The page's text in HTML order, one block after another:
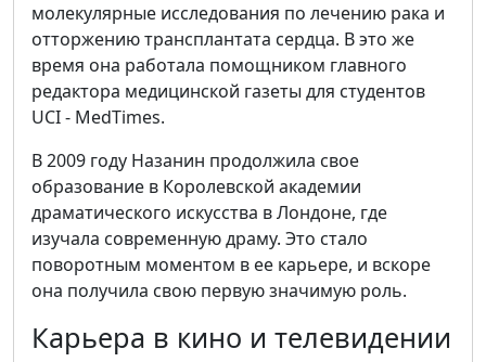
молекулярные исследования по лечению рака и
отторжению трансплантата сердца. В это же
время она работала помощником главного
редактора медицинской газеты для студентов
UCI - MedTimes.
В 2009 году Назанин продолжила свое
образование в Королевской академии
драматического искусства в Лондоне, где
изучала современную драму. Это стало
поворотным моментом в ее карьере, и вскоре
она получила свою первую значимую роль.
Карьера в кино и телевидении